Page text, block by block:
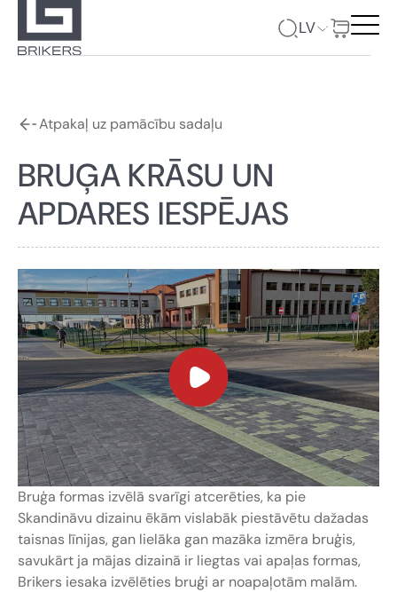
LV
Atpakaļ uz pamācību sadaļu
BRUĢA KRĀSU UN
APDARES IESPĒJAS
Bruģa formas izvēlā svarīgi atcerēties, ka pie
Skandināvu dizainu ēkām vislabāk piestāvētu dažadas
taisnas līnijas, gan lielāka gan mazāka izmēra bruģis,
savukārt ja mājas dizainā ir liegtas vai apaļas formas,
Brikers iesaka izvēlēties bruģi ar noapaļotām malām.